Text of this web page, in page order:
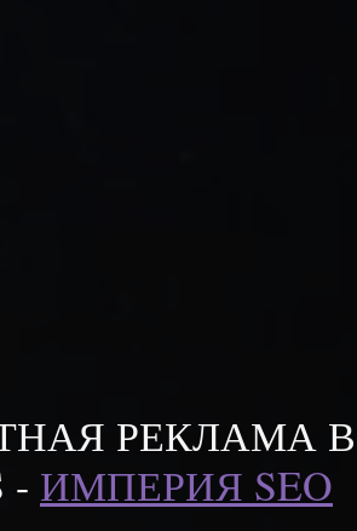
РЕКЛАМА В
- ИМПЕРИЯ SEO